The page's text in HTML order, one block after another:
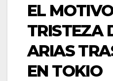
EL
TRISTEZA
ARIAS
EN TOKIO